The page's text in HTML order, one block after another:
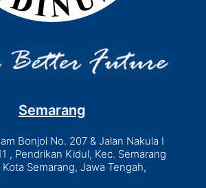
Semarang
Bonjol No. 207 & Jalan Nakula I
, Pendrikan Kidul, Kec. Semarang
Semarang, Jawa Tengah,